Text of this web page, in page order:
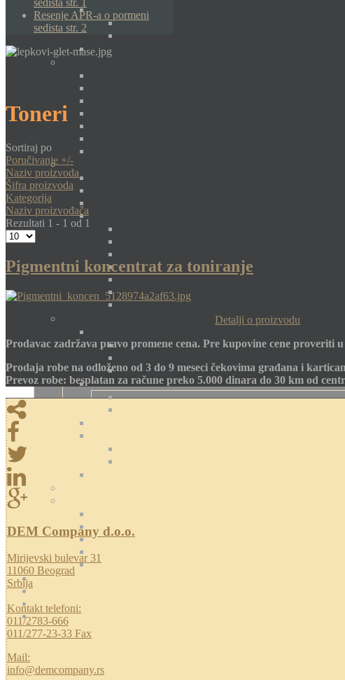
Resenje APR-a o pormeni
sedista str. 2
Toneri
Sortiraj po
Poručivanje +/-
Naziv proizvoda
Šifra proizvoda
Kategorija
Naziv proizvođača
Rezultati 1 - 1 od 1
Pigmentni koncentrat za toniranje
Detalji o proizvodu
Prodavac zadržava pravo promene cena. Pre kupovine cene proveriti
Prodaja robe na odloženo od 3 do 9 meseci čekovima građana i
Prevoz robe: besplatan za račune preko 5.000 dinara do 30 km od
DEM Company d.o.o.
Mirijevski bulevar 31
11060 Beograd
Srbija
Kontakt telefoni:
011/2783-666
011/277-23-33 Fax
Mail:
info@demcompany.rs